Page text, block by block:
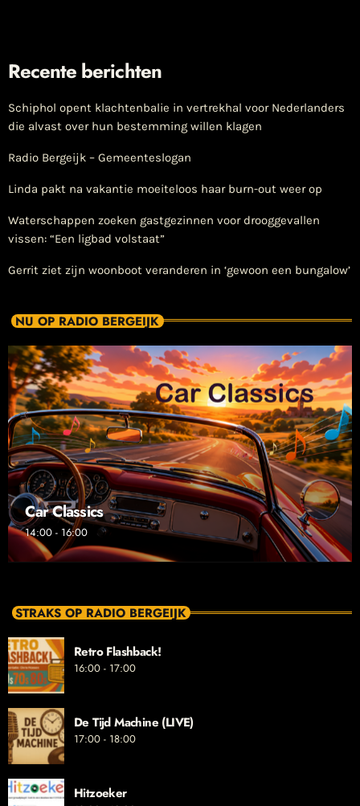
Recente berichten
Schiphol opent klachtenbalie in vertrekhal voor Nederlanders
die alvast over hun bestemming willen klagen
Radio Bergeijk – Gemeenteslogan
Linda pakt na vakantie moeiteloos haar burn-out weer op
Waterschappen zoeken gastgezinnen voor drooggevallen
vissen: “Een ligbad volstaat”
Gerrit ziet zijn woonboot veranderen in ‘gewoon een bungalow’
NU OP RADIO BERGEIJK
Car Classics
14:00 - 16:00
STRAKS OP RADIO BERGEIJK
Retro Flashback!
16:00 - 17:00
De Tijd Machine (LIVE)
17:00 - 18:00
Hitzoeker